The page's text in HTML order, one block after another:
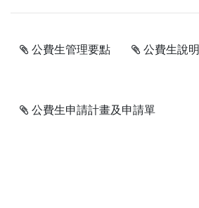
公費生管理要點 公費生說
公費生申請計畫及申請單